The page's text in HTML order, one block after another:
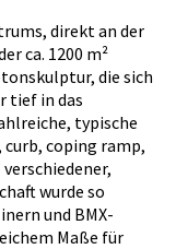
direkt an der
ca. 1200 m²
die sich
tief in das
typische
coping ramp,
wurde so
und BMX-
Maße für